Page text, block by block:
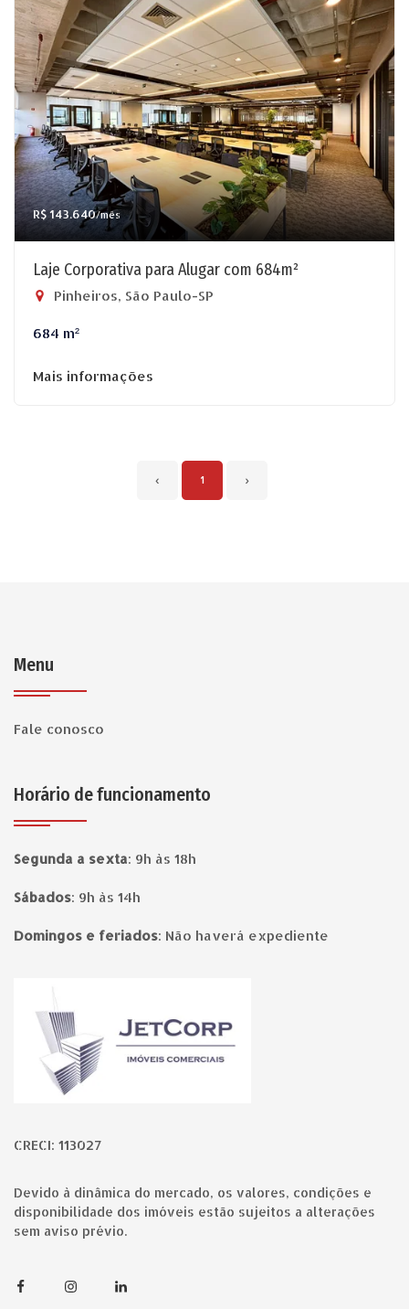
R$ 143.640/mês
Laje Corporativa para Alugar com 684m²
Pinheiros, São Paulo-SP
684 m²
Mais informações
‹ 1 ›
Menu
Fale conosco
Horário de funcionamento
Segunda a sexta: 9h às 18h
Sábados: 9h às 14h
Domingos e feriados: Não haverá expediente
CRECI: 113027
Devido à dinâmica do mercado, os valores, condições e
disponibilidade dos imóveis estão sujeitos a alterações
sem aviso prévio.
FacebookInstagramLinkedin